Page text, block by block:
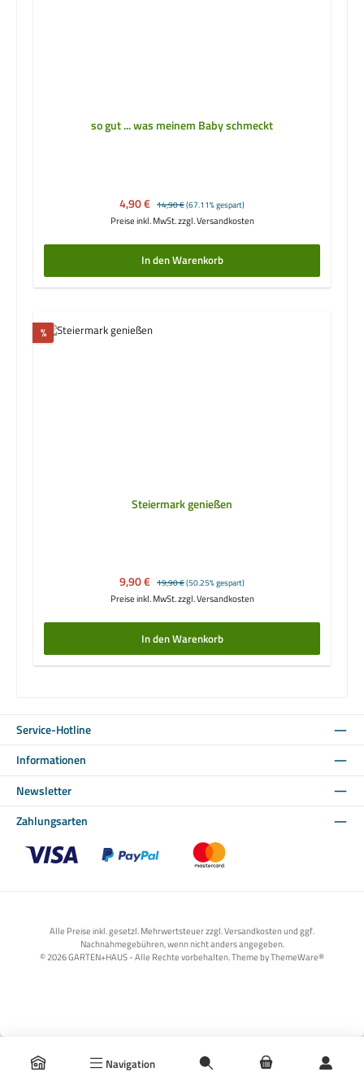
Navigation
so gut ... was meinem Baby schmeckt
Verkaufspreis:
4,90 € Regulärer Preis:
14,90 €(67.11% gespart)
Preise inkl. MwSt. zzgl. Versandkosten
In den Warenkorb
%Rabatt
Steiermark genießen
Verkaufspreis:
9,90 € Regulärer Preis:
19,90 €(50.25% gespart)
Preise inkl. MwSt. zzgl. Versandkosten
In den Warenkorb
Service-Hotline
Informationen
Newsletter
Zahlungsarten
Alle Preise inkl. gesetzl. Mehrwertsteuer zzgl. Versandkosten und ggf.
Nachnahmegebühren, wenn nicht anders angegeben.
© 2026 GARTEN+HAUS - Alle Rechte vorbehalten. Theme byThemeWare®